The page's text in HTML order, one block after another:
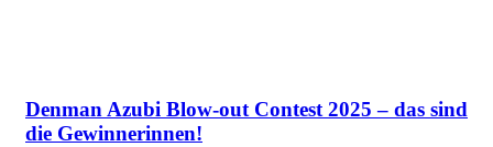
Denman Azubi Blow-out Contest 2025 – das sind
die Gewinnerinnen!